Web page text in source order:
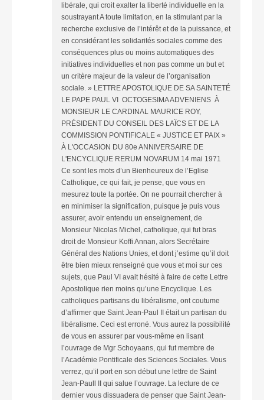
libérale, qui croit exalter la liberté individuelle en la
soustrayant A toute limitation, en la stimulant par la
recherche exclusive de l’intérêt et de la puissance, et
en considérant les solidarités sociales comme des
conséquences plus ou moins automatiques des
initiatives individuelles et non pas comme un but et
un critère majeur de la valeur de l’organisation
sociale. » LETTRE APOSTOLIQUE DE SA SAINTETÉ
LE PAPE PAUL VI OCTOGESIMA ADVENIENS À
MONSIEUR LE CARDINAL MAURICE ROY,
PRÉSIDENT DU CONSEIL DES LAÏCS ET DE LA
COMMISSION PONTIFICALE « JUSTICE ET PAIX »
À L'OCCASION DU 80e ANNIVERSAIRE DE
L'ENCYCLIQUE RERUM NOVARUM 14 mai 1971
Ce sont les mots d’un Bienheureux de l’Eglise
Catholique, ce qui fait, je pense, que vous en
mesurez toute la portée. On ne pourrait chercher à
en minimiser la signification, puisque je puis vous
assurer, avoir entendu un enseignement, de
Monsieur Nicolas Michel, catholique, qui fut bras
droit de Monsieur Koffi Annan, alors Secrétaire
Général des Nations Unies, et dont j’estime qu’il doit
être bien mieux renseigné que vous et moi sur ces
sujets, que Paul VI avait hésité à faire de cette Lettre
Apostolique rien moins qu’une Encyclique. Les
catholiques partisans du libéralisme, ont coutume
d’affirmer que Saint Jean-Paul II était un partisan du
libéralisme. Ceci est erroné. Vous aurez la possibilité
de vous en assurer par vous-même en lisant
l’ouvrage de Mgr Schoyaans, qui fut membre de
l’Académie Pontificale des Sciences Sociales. Vous
verrez, qu’il port en son début une lettre de Saint
Jean-Paull II qui salue l’ouvrage. La lecture de ce
dernier vous dissuadera de penser que Saint Jean-